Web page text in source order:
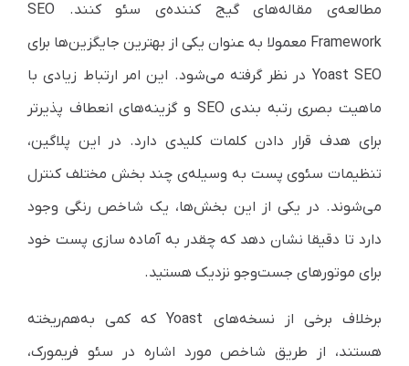
مطالعه‌ی مقاله‌های گیج کننده‌ی سئو کنند. SEO
Framework معمولا به عنوان یکی از بهترین جایگزین‌ها برای
Yoast SEO در نظر گرفته می‌شود. این امر ارتباط زیادی با
ماهیت بصری رتبه بندی SEO و گزینه‌های انعطاف پذیرتر
برای هدف قرار دادن کلمات کلیدی دارد. در این پلاگین،
تنظیمات سئوی پست به وسیله‌ی چند بخش مختلف کنترل
می‌شوند. در یکی از این بخش‌ها، یک شاخص رنگی وجود
دارد تا دقیقا نشان دهد که چقدر به آماده سازی پست خود
برای موتورهای جست‌وجو نزدیک هستید.
برخلاف برخی از نسخه‌های Yoast که کمی به‌هم‌ریخته
هستند، از طریق شاخص مورد اشاره در سئو فریمورک،